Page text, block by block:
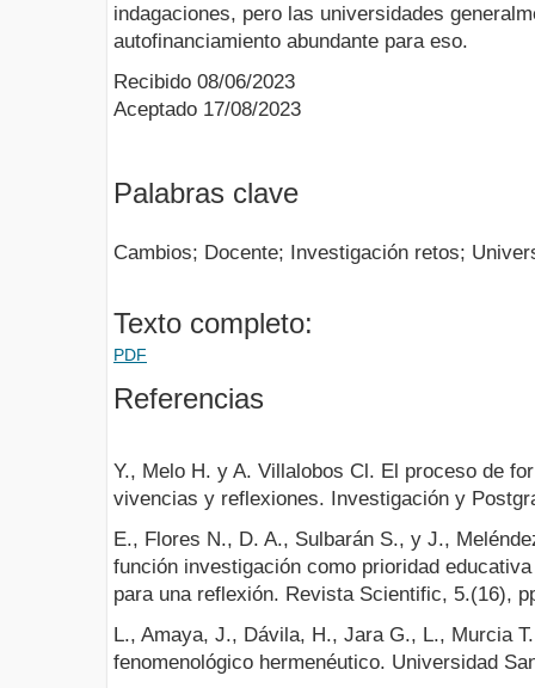
indagaciones, pero las universidades
autofinanciamiento abundante para eso.
Recibido 08/06/2023
Aceptado 17/08/2023
Palabras clave
Cambios; Docente; Investigación retos;
Texto completo:
PDF
Referencias
Y., Melo H. y A. Villalobos Cl. El proceso de
vivencias y reflexiones. Investigación y
E., Flores N., D. A., Sulbarán S., y J.,
función investigación como prioridad
para una reflexión. Revista Scientific, 5.(16),
L., Amaya, J., Dávila, H., Jara G., L., Murcia
fenomenológico hermenéutico. Universidad